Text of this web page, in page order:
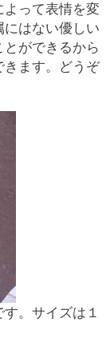
よって表情を変
にはない優しい
ができるから
きます。どうぞ
。サイズは１